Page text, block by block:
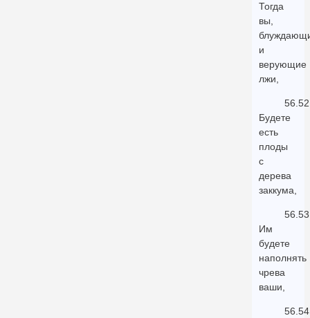
Тогда
вы,
и
верующие
лжи,
56.52
Будете
есть
плоды
с
дерева
заккума,
56.53
Им
будете
наполнять
чрева
ваши,
56.54